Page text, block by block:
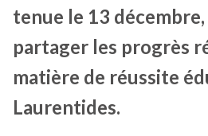
tenue le 13
partager les progrès
matière de réussite
Laurentides.